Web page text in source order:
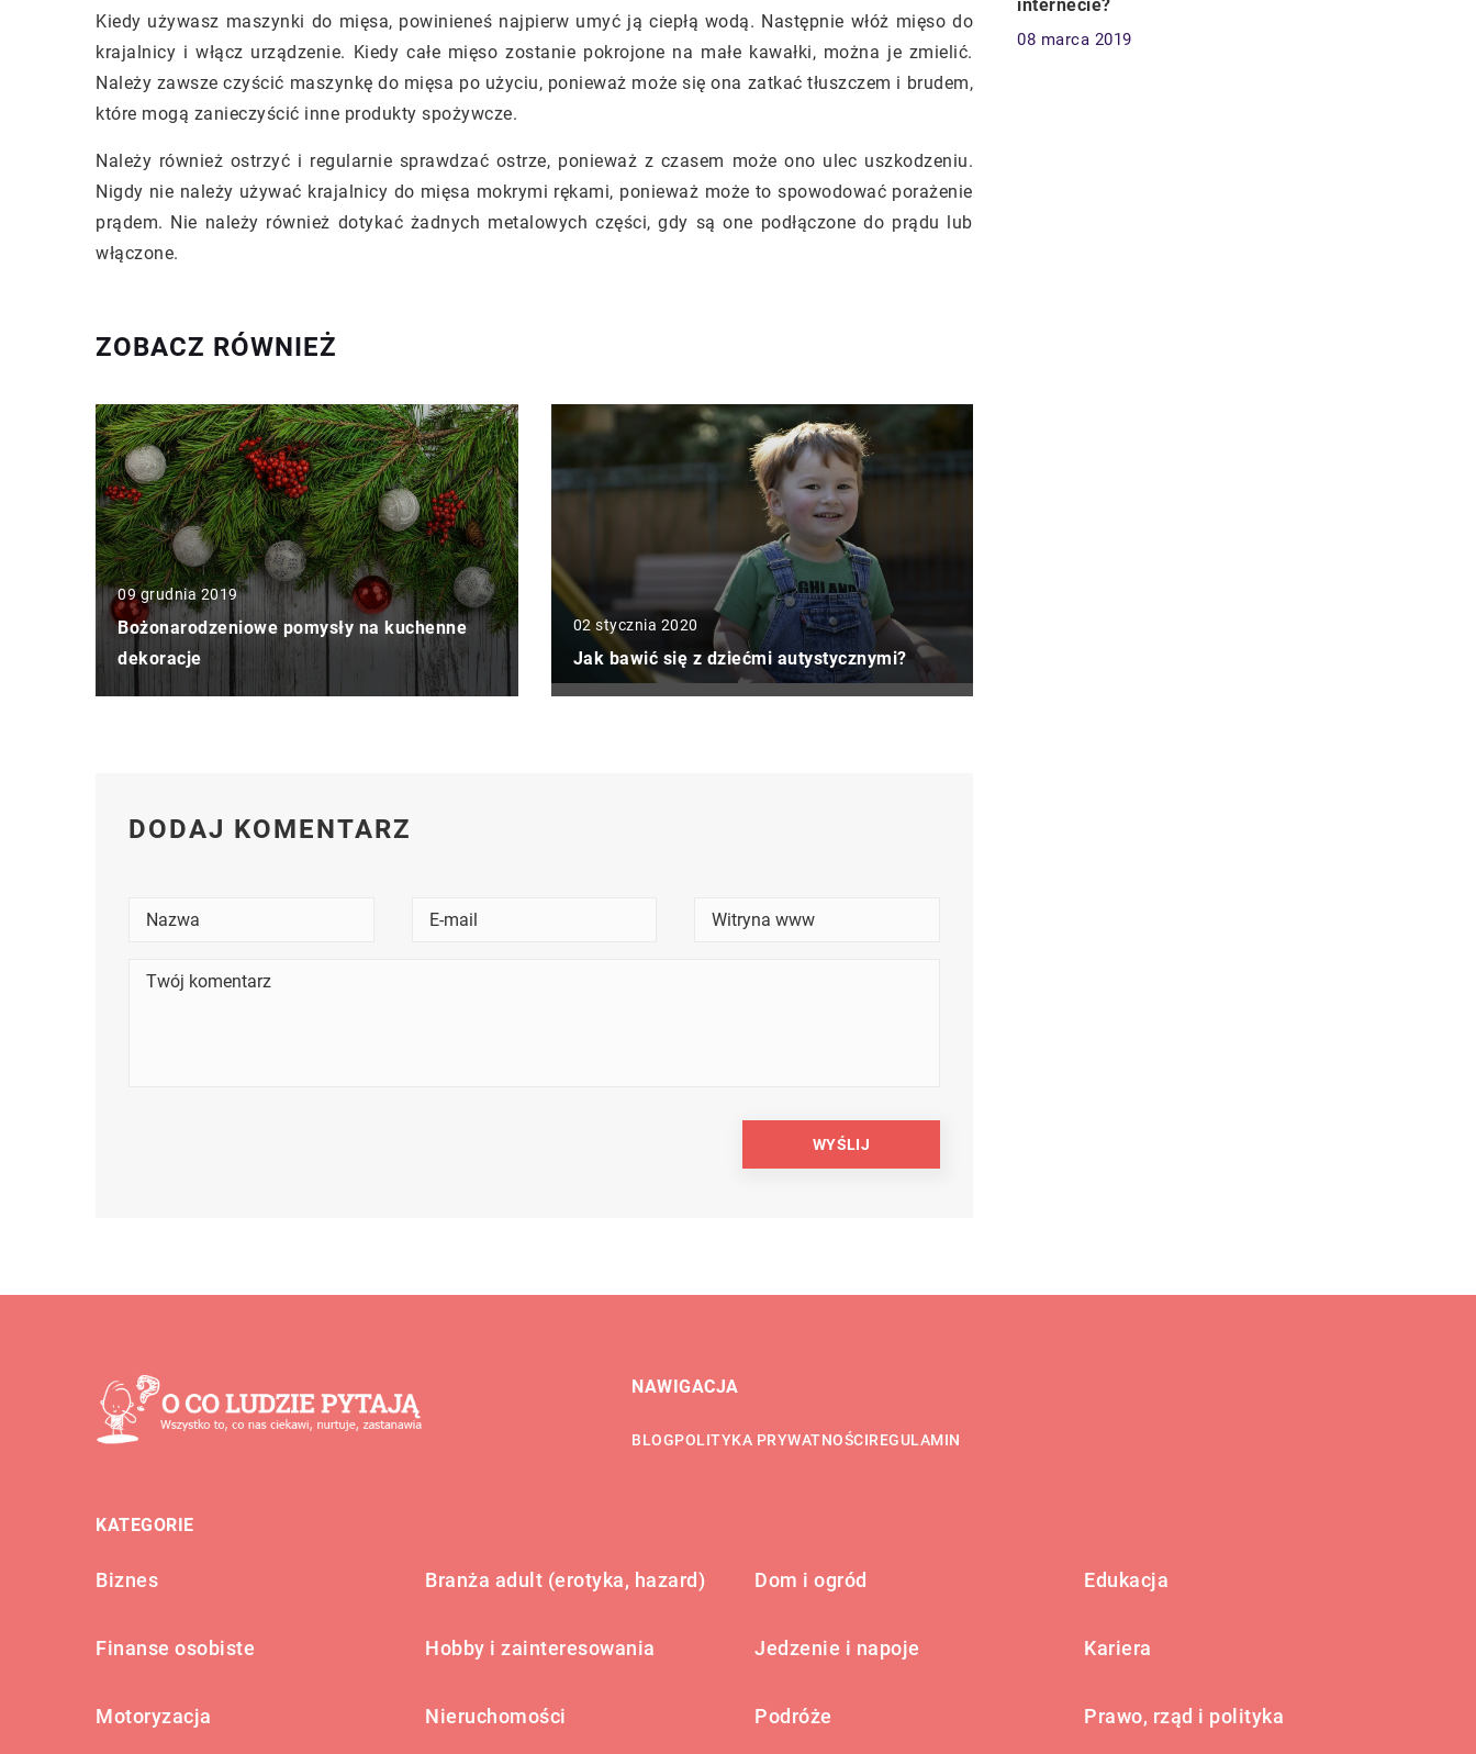
Kiedy używasz maszynki do mięsa, powinieneś najpierw umyć ją ciepłą wodą. Następnie włóż mięso do
krajalnicy i włącz urządzenie. Kiedy całe mięso zostanie pokrojone na małe kawałki, można je zmielić.
Należy zawsze czyścić maszynkę do mięsa po użyciu, ponieważ może się ona zatkać tłuszczem i brudem,
które mogą zanieczyścić inne produkty spożywcze.
Należy również ostrzyć i regularnie sprawdzać ostrze, ponieważ z czasem może ono ulec uszkodzeniu.
Nigdy nie należy używać krajalnicy do mięsa mokrymi rękami, ponieważ może to spowodować porażenie
prądem. Nie należy również dotykać żadnych metalowych części, gdy są one podłączone do prądu lub
włączone.
ZOBACZ RÓWNIEŻ
09 grudnia 2019
Bożonarodzeniowe pomysły na kuchenne
dekoracje
02 stycznia 2020
Jak bawić się z dziećmi autystycznymi?
internecie?
08 marca 2019
DODAJ KOMENTARZ
NAWIGACJA
BLOGPOLITYKA PRYWATNOŚCIREGULAMIN
KATEGORIE
Biznes Branża adult (erotyka, hazard) Dom i ogród Edukacja
Finanse osobiste Hobby i zainteresowania Jedzenie i napoje Kariera
Motoryzacja Nieruchomości Podróże Prawo, rząd i polityka